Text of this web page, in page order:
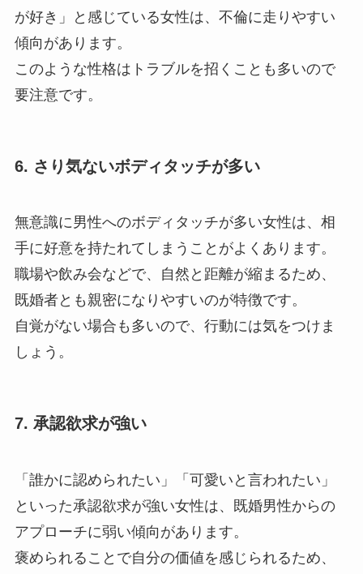
が好き」と感じている女性は、不倫に走りやすい
傾向があります。
このような性格はトラブルを招くことも多いので
要注意です。
6. さり気ないボディタッチが多い
無意識に男性へのボディタッチが多い女性は、相
手に好意を持たれてしまうことがよくあります。
職場や飲み会などで、自然と距離が縮まるため、
既婚者とも親密になりやすいのが特徴です。
自覚がない場合も多いので、行動には気をつけま
しょう。
7. 承認欲求が強い
「誰かに認められたい」「可愛いと言われたい」
といった承認欲求が強い女性は、既婚男性からの
アプローチに弱い傾向があります。
褒められることで自分の価値を感じられるため、